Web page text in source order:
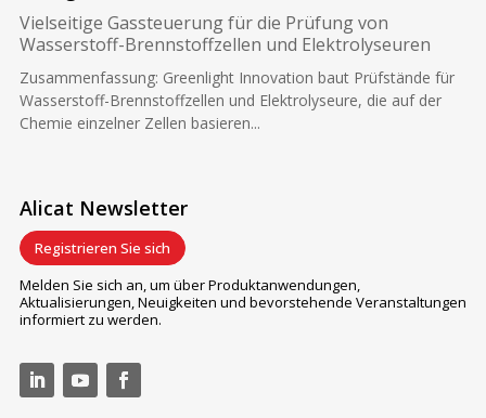
Vielseitige Gassteuerung für die Prüfung von
Wasserstoff-Brennstoffzellen und Elektrolyseuren
Zusammenfassung: Greenlight Innovation baut Prüfstände für
Wasserstoff-Brennstoffzellen und Elektrolyseure, die auf der
Chemie einzelner Zellen basieren...
Alicat Newsletter
Registrieren Sie sich
Melden Sie sich an, um über Produktanwendungen,
Aktualisierungen, Neuigkeiten und bevorstehende Veranstaltungen
informiert zu werden.